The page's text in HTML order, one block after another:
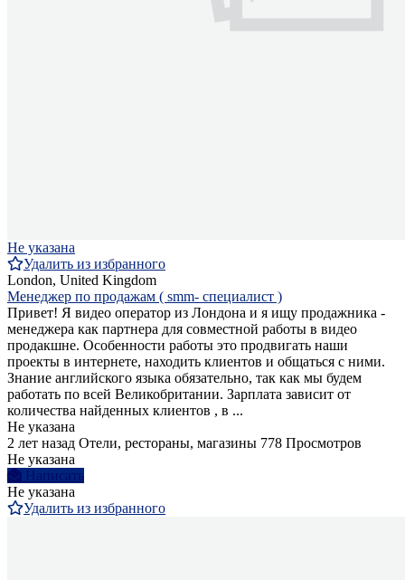
Не указана
Удалить из избранного
London, United Kingdom
Менеджер по продажам ( smm- специалист )
Привет! Я видео оператор из Лондона и я ищу продажника -
менеджера как партнера для совместной работы в видео
продакшне. Особенности работы это продвигать наши
проекты в интернете, находить клиентов и общаться с ними.
Знание английского языка обязательно, так как мы будем
работать по всей Великобритании. Зарплата зависит от
количества найденных клиентов , в ...
Не указана
2 лет назад Отели, рестораны, магазины 778 Просмотров
Не указана
Написать
Не указана
Удалить из избранного